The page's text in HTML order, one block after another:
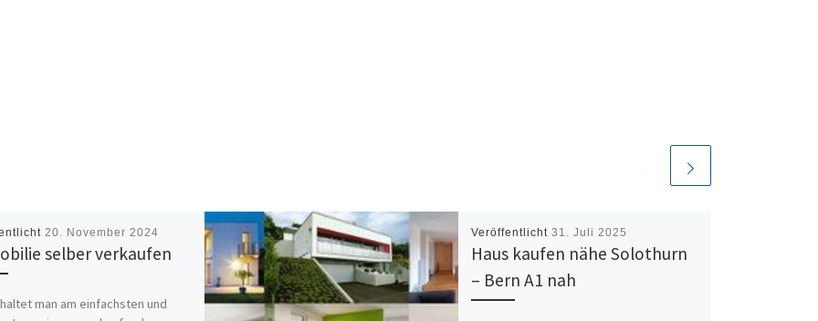
20. November 2024
selber verkaufen
man am einfachsten und
Veröffentlicht 31. Juli 2025
Haus kaufen nähe Solothurn
– Bern A1 nah